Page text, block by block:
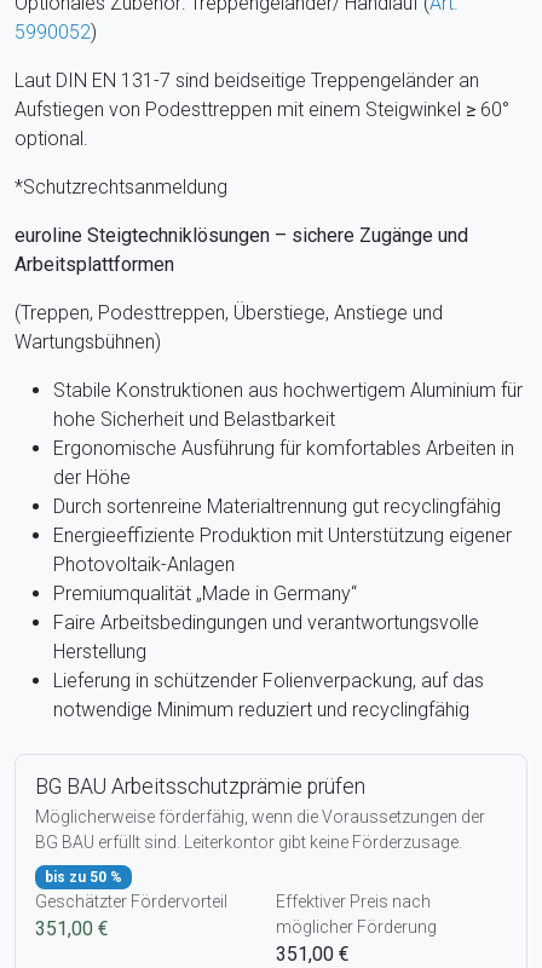
5990052)
Laut DIN EN 131-7 sind beidseitige Treppengeländer an
Aufstiegen von Podesttreppen mit einem Steigwinkel ≥ 60°
optional.
*Schutzrechtsanmeldung
euroline Steigtechniklösungen – sichere Zugänge und
Arbeitsplattformen
(Treppen, Podesttreppen, Überstiege, Anstiege und
Wartungsbühnen)
Stabile Konstruktionen aus hochwertigem Aluminium für
hohe Sicherheit und Belastbarkeit
Ergonomische Ausführung für komfortables Arbeiten in
der Höhe
Durch sortenreine Materialtrennung gut recyclingfähig
Energieeffiziente Produktion mit Unterstützung eigener
Photovoltaik-Anlagen
Premiumqualität „Made in Germany“
Faire Arbeitsbedingungen und verantwortungsvolle
Herstellung
Lieferung in schützender Folienverpackung, auf das
notwendige Minimum reduziert und recyclingfähig
BG BAU Arbeitsschutzprämie prüfen
Möglicherweise förderfähig, wenn die Voraussetzungen der
BG BAU erfüllt sind. Leiterkontor gibt keine Förderzusage.
bis zu 50 %
Geschätzter Fördervorteil
351,00 €
Effektiver Preis nach
möglicher Förderung
351,00 €